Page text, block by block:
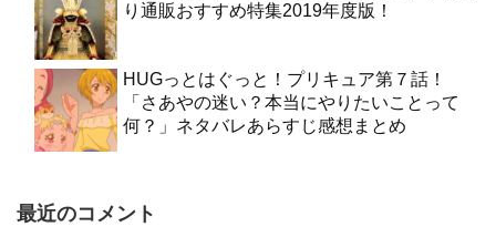
り通販おすすめ特集2019年度版！
HUGっとはぐっと！プリキュア第７話！
「さあやの迷い？本当にやりたいことって
何？」ネタバレあらすじ感想まとめ
最近のコメント